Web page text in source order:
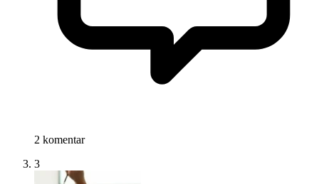
2 komentar
3